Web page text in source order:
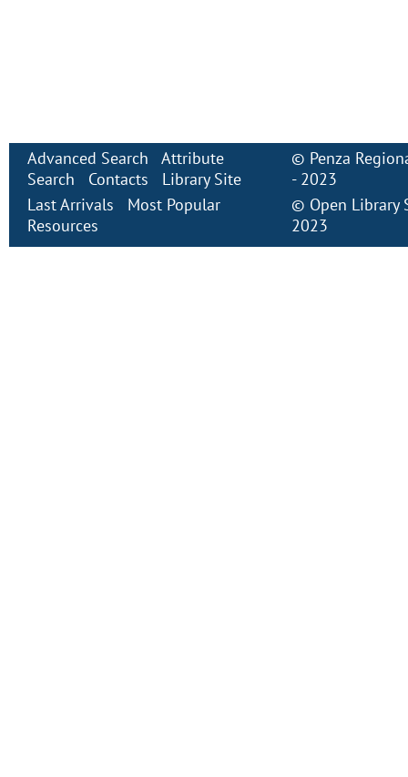
Advanced Search
Attribute
Search
Contacts
Library Site
Last Arrivals
Most Popular
Resources
© Penza
- 2023
© Open Library
2023